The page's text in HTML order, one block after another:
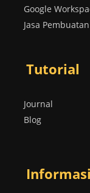
Google
Jasa
Tutorial
Journal
Blog
Informasi